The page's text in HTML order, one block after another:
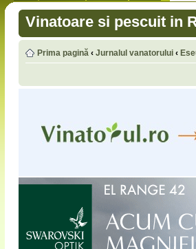
Vinatoare si pescuit in
Prima pagină ‹ Jurnalul vanatorului ‹